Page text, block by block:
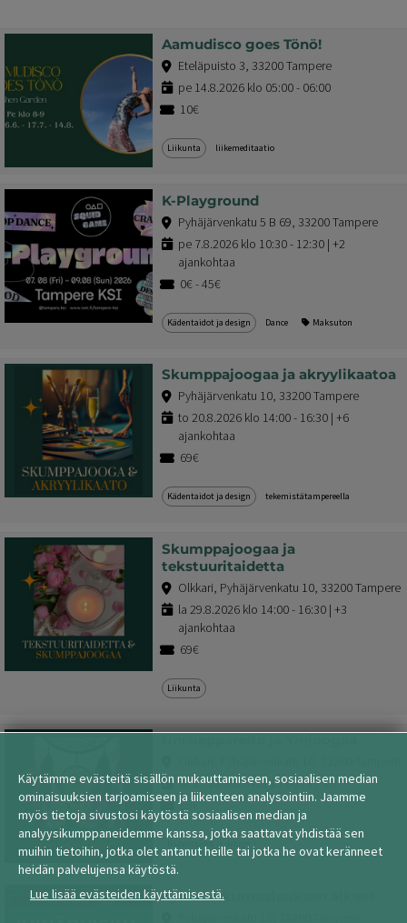
Aamudisco goes Tönö!
Eteläpuisto 3, 33200 Tampere
pe 14.8.2026 klo 05:00 - 06:00
10€
Liikunta liikemeditaatio
K-Playground
Pyhäjärvenkatu 5 B 69, 33200 Tampere
pe 7.8.2026 klo 10:30 - 12:30 | +2
ajankohtaa
0€ - 45€
Kädentaidot ja design Dance Maksuton
Skumppajoogaa ja akryylikaatoa
Pyhäjärvenkatu 10, 33200 Tampere
to 20.8.2026 klo 14:00 - 16:30 | +6
ajankohtaa
69€
Kädentaidot ja design tekemistätampereella
Skumppajoogaa ja
tekstuuritaidetta
Olkkari, Pyhäjärvenkatu 10, 33200 Tampere
la 29.8.2026 klo 14:00 - 16:30 | +3
ajankohtaa
69€
Liikunta
su 27.12.2026 klo 15:00 - 17:30
69€
Kädentaidot ja design
Kynäruiskumaalauksen alkeet
Käytämme evästeitä sisällön mukauttamiseen, sosiaalisen median
ominaisuuksien tarjoamiseen ja liikenteen analysointiin. Jaamme
myös tietoja sivustosi käytöstä sosiaalisen median ja
analyysikumppaneidemme kanssa, jotka saattavat yhdistää sen
muihin tietoihin, jotka olet antanut heille tai jotka he ovat keränneet
heidän palvelujensa käytöstä.
Lue lisää evästeiden käyttämisestä.